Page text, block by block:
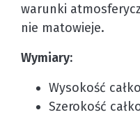
warunki
nie matowieje.
Wymiary:
Wysokość
Szerokość